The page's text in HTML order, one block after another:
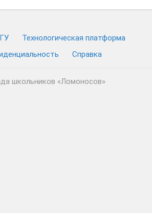
Технологическая платформа
Cправка
школьников «Ломоносов»